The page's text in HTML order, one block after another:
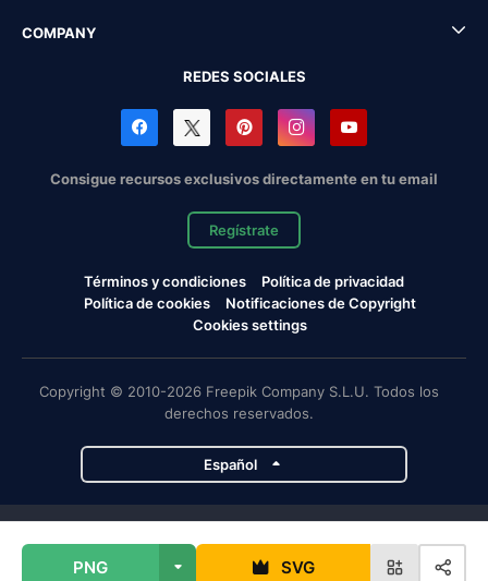
PNG SVG
COMPANY
REDES SOCIALES
Consigue recursos exclusivos directamente en tu email
Regístrate
Términos y condiciones
Política de privacidad
Política de cookies
Notificaciones de Copyright
Cookies settings
Copyright © 2010-2026 Freepik Company S.L.U. Todos los
derechos reservados.
Español